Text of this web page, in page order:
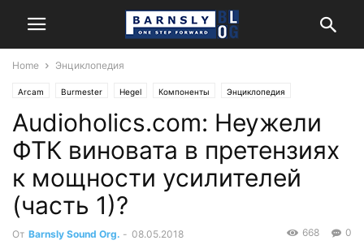
Home Энциклопедия
Arcam Burmester Hegel Компоненты Энциклопедия
Audioholics.com: Неужели
ФТК виновата в претензиях
к мощности усилителей
(часть 1)?
От Barnsly Sound Org. - 08.05.2018 0
668